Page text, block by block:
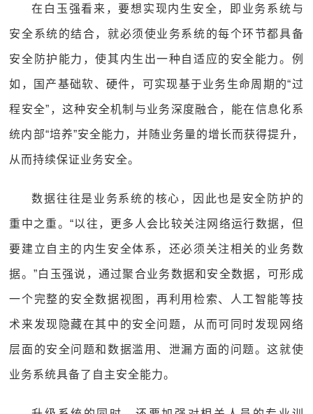
在白玉强看来，要想实现内生安全，即业务系统与
安全系统的结合，就必须使业务系统的每个环节都具备
安全防护能力，使其内生出一种自适应的安全能力。例
如，国产基础软、硬件，可实现基于业务生命周期的“过
程安全”，这种安全机制与业务深度融合，能在信息化系
统内部“培养”安全能力，并随业务量的增长而获得提升，
从而持续保证业务安全。
数据往往是业务系统的核心，因此也是安全防护的
重中之重。“以往，更多人会比较关注网络运行数据，但
要建立自主的内生安全体系，还必须关注相关的业务数
据。”白玉强说，通过聚合业务数据和安全数据，可形成
一个完整的安全数据视图，再利用检索、人工智能等技
术来发现隐藏在其中的安全问题，从而可同时发现网络
层面的安全问题和数据滥用、泄漏方面的问题。这就使
业务系统具备了自主安全能力。